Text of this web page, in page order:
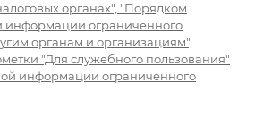
органах", "Порядком
информации ограниченного
органам и организациям",
"Для служебного пользования"
информации ограниченного